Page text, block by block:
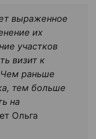
выраженное
их
участков
визит к
Чем раньше
тем больше
на
Ольга